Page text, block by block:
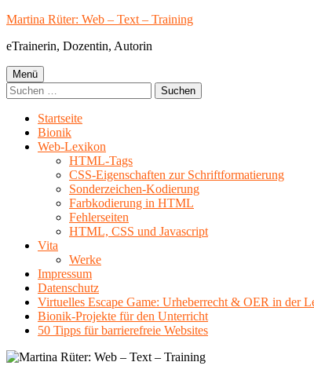
Springe
Inhalt
Martina Rüter: Web – Text – Training
eTrainerin, Dozentin, Autorin
Primäres
Menü
Menü
Suchen
nach:
Startseite
Bionik
Web-Lexikon
HTML-Tags
CSS-Eigenschaften zur Schriftformatierung
Sonderzeichen-Kodierung
Farbkodierung in HTML
Fehlerseiten
HTML, CSS und Javascript
Vita
Werke
Impressum
Datenschutz
Virtuelles Escape Game: Urheberrecht & OER in der
Bionik-Projekte für den Unterricht
50 Tipps für barrierefreie Websites